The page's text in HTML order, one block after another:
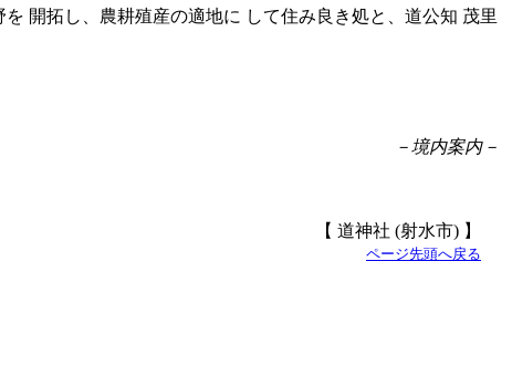
開拓し、農耕殖産の適地に して住み良き処と、道公知 茂里
－境内案内－
【 道神社 (射水市) 】
ページ先頭へ戻る